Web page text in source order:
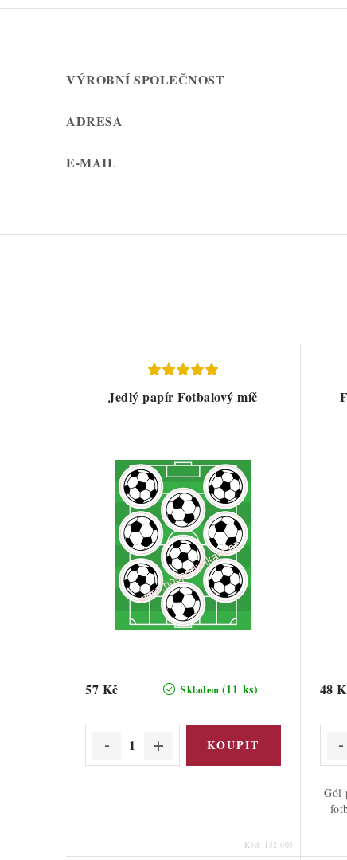
VÝROBNÍ SPOLEČNOST
ADRESA
E-MAIL
Jedlý papír Fotbalový míč
Skladem (11 ks)
57 Kč
Kód: 152-005
48
Gól